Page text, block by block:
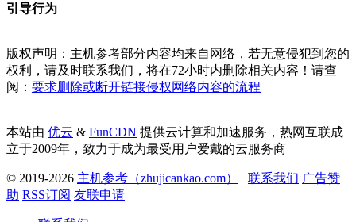
引导行为
版权声明：主机参考部分内容均来自网络，若无意侵犯到您的
权利，请及时联系我们，将在72小时内删除相关内容！请查
阅： 要求删除或断开链接侵权网络内容的流程
本站由 优云 & FunCDN 提供云计算和加速服务，热网互联成
立于2009年，致力于成为最受用户爱戴的云服务商
© 2019-2026 主机参考（zhujicankao.com） 联系我们 广告赞
助 RSS订阅 友联申请